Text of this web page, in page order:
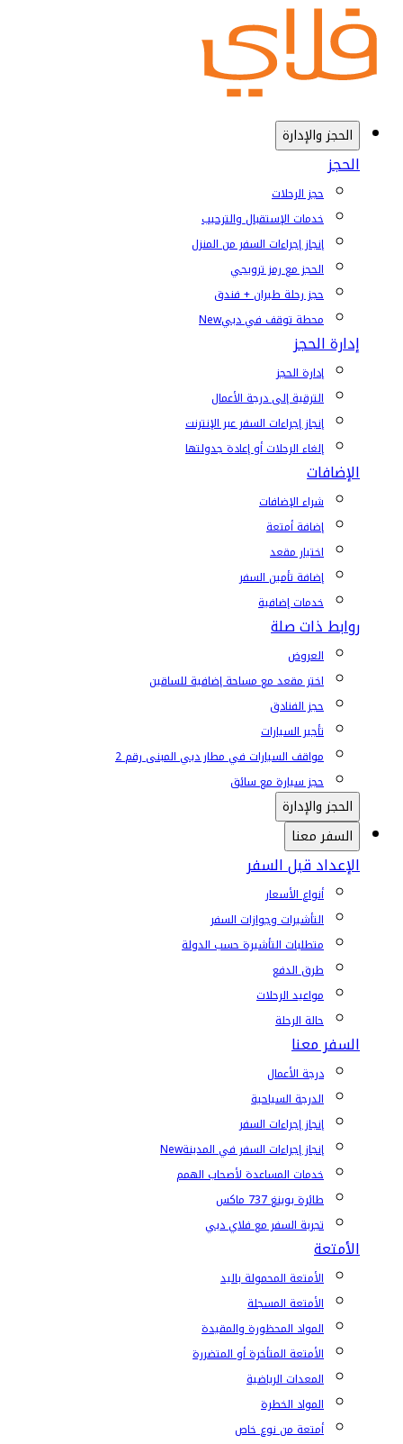
الحجز والإدارة
الحجز
حجز الرحلات
خدمات الإستقبال والترحيب
إنجاز إجراءات السفر من المنزل
الحجز مع رمز ترويجي
حجز رحلة طيران + فندق
محطة توقف في دبيNew
إدارة الحجز
إدارة الحجز
الترقية إلى درجة الأعمال
إنجاز إجراءات السفر عبر الإنترنت
إلغاء الرحلات أو إعادة جدولتها
الإضافات
شراء الإضافات
إضافة أمتعة
اختيار مقعد
إضافة تأمين السفر
خدمات إضافية
روابط ذات صلة
العروض
اختر مقعد مع مساحة إضافية للساقين
حجز الفنادق
تأجير السيارات
مواقف السيارات في مطار دبي المبنى رقم 2
حجز سيارة مع سائق
الحجز والإدارة
السفر معنا
الإعداد قبل السفر
أنواع الأسعار
التأشيرات وجوازات السفر
متطلبات التأشيرة حسب الدولة
طرق الدفع
مواعيد الرحلات
حالة الرحلة
السفر معنا
درجة الأعمال
الدرجة السياحية
إنجاز إجراءات السفر
إنجاز إجراءات السفر في المدينةNew
خدمات المساعدة لأصحاب الهمم
طائرة بوينغ 737 ماكس
تجربة السفر مع فلاي دبي
الأمتعة
الأمتعة المحمولة باليد
الأمتعة المسجلة
المواد المحظورة والمقيدة
الأمتعة المتأخرة أو المتضررة
المعدات الرياضية
المواد الخطرة
أمتعة من نوع خاص